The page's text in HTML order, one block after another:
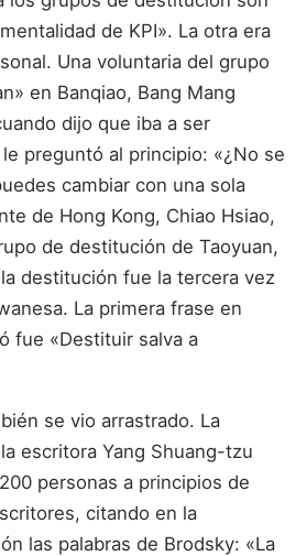
de KPI». La otra era
Una voluntaria del grupo
en Banqiao, Bang Mang
dijo que iba a ser
preguntó al principio: «¿No se
cambiar con una sola
de Hong Kong, Chiao Hsiao,
de destitución de Taoyuan,
destitución fue la tercera vez
La primera frase en
fue «Destituir salva a
se vio arrastrado. La
escritora Yang Shuang-tzu
personas a principios de
citando en la
las palabras de Brodsky: «La